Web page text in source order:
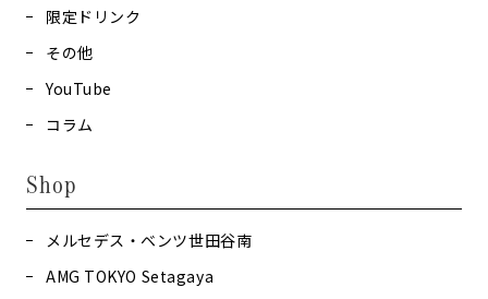
限定ドリンク
その他
YouTube
コラム
Shop
メルセデス・ベンツ世田谷南
AMG TOKYO Setagaya